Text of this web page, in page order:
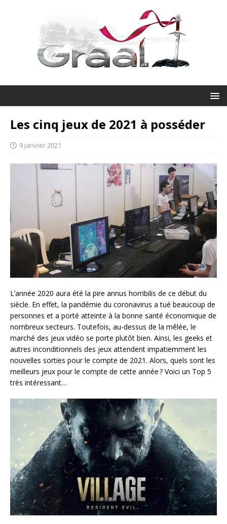
Les cinq jeux de 2021 à posséder
9 janvier 2021
L’année 2020 aura été la pire annus horribilis de ce début du
siècle. En effet, la pandémie du coronavirus a tué beaucoup de
personnes et a porté atteinte à la bonne santé économique de
nombreux secteurs. Toutefois, au-dessus de la mêlée, le
marché des jeux vidéo se porte plutôt bien. Ainsi, les geeks et
autres inconditionnels des jeux attendent impatiemment les
nouvelles sorties pour le compte de 2021. Alors, quels sont les
meilleurs jeux pour le compte de cette année ? Voici un Top 5
très intéressant…